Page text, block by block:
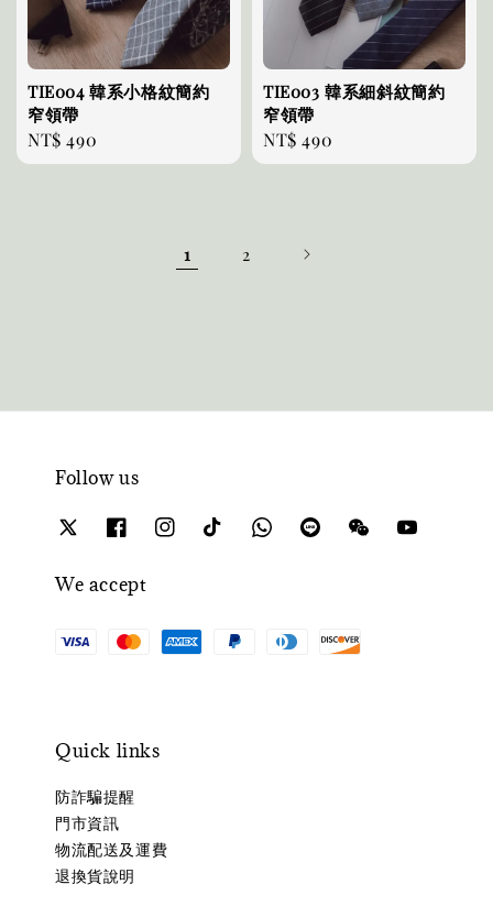
TIE004 韓系小格紋簡約
窄領帶
Regular
price
NT$ 490
TIE003 韓系細斜紋簡約
窄領帶
Regular
price
NT$ 490
1 2
Follow us
We accept
Quick links
防詐騙提醒
門市資訊
物流配送及運費
退換貨說明